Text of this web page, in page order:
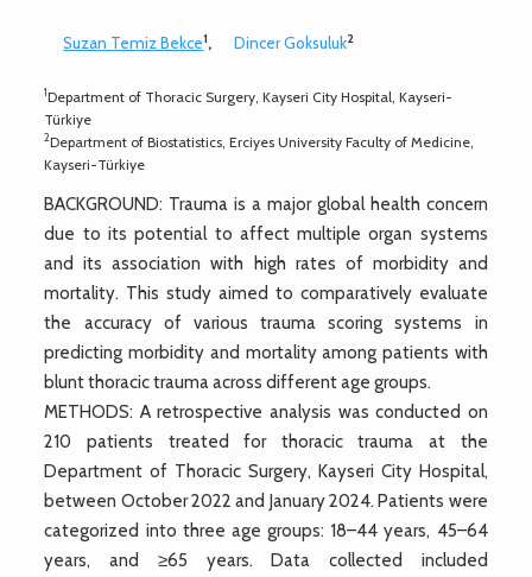
Suzan Temiz Bekce1, Dincer Goksuluk2
1Department of Thoracic Surgery, Kayseri City Hospital, Kayseri-
Türkiye
2Department of Biostatistics, Erciyes University Faculty of Medicine,
Kayseri-Türkiye
BACKGROUND: Trauma is a major global health concern
due to its potential to affect multiple organ systems
and its association with high rates of morbidity and
mortality. This study aimed to comparatively evaluate
the accuracy of various trauma scoring systems in
predicting morbidity and mortality among patients with
blunt thoracic trauma across different age groups.
METHODS: A retrospective analysis was conducted on
210 patients treated for thoracic trauma at the
Department of Thoracic Surgery, Kayseri City Hospital,
between October 2022 and January 2024. Patients were
categorized into three age groups: 18–44 years, 45–64
years, and ≥65 years. Data collected included